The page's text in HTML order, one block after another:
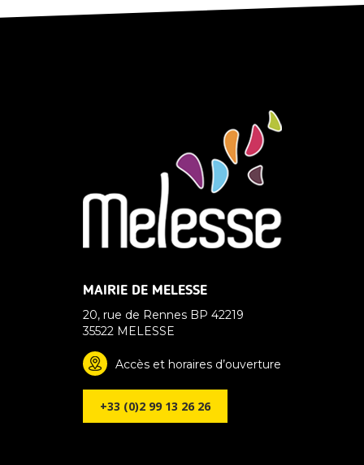
MAIRIE DE MELESSE
20, rue de Rennes BP 42219
35522 MELESSE
Accès et horaires d’ouverture
+33 (0)2 99 13 26 26